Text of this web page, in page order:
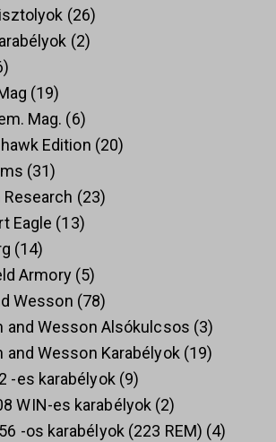
26
2
19
Mag.
6
Edition 20
31
23
Eagle 13
14
Armory 5
Wesson 78
and Wesson Alsókulcsos 3
and Wesson Karabélyok 19
-es karabélyok 9
WIN-es karabélyok 2
-os karabélyok (223 REM) 4